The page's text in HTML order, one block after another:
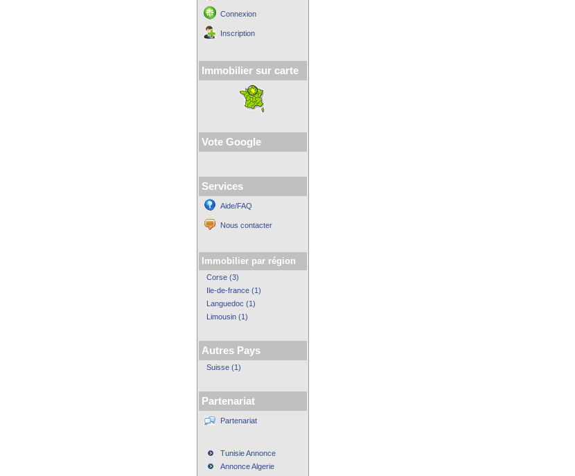
Connexion
Inscription
Immobilier sur carte
Vote Google
Services
Aide/FAQ
Nous contacter
Immobilier par région
Corse (3)
Ile-de-france (1)
Languedoc (1)
Limousin (1)
Autres Pays
Suisse (1)
Partenariat
Partenariat
Tunisie Annonce
Annonce Algerie